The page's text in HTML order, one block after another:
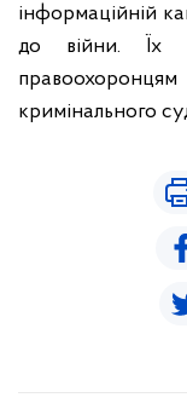
інформаційній
до війни. Їх
кримінального